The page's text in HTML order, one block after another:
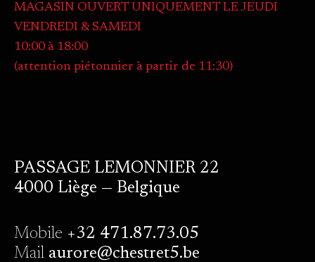
MAGASIN OUVERT UNIQUEMENT LE JEUDI
VENDREDI & SAMEDI
10:00 à 18:00
(attention piétonnier à partir de 11:30)
PASSAGE LEMONNIER 22
4000 Liège — Belgique
Mobile +32 471.87.73.05
Mailaurore@chestret5.be